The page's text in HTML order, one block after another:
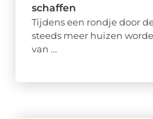
schaffen
Tijdens een rondje door
steeds meer huizen
van ...